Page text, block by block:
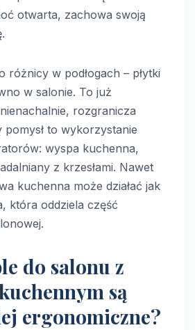
otwarta, zachowa swoją
różnicy w podłogach – płytki
w salonie. To już
rozgranicza
to wykorzystanie
wyspa kuchenna,
z krzesłami. Nawet
kuchenna może działać jak
która oddziela część
do salonu z
są
ergonomiczne?